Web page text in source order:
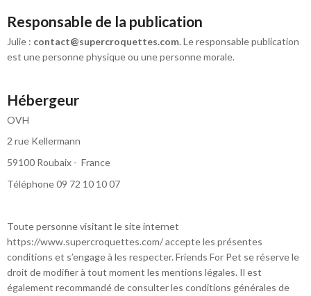
Responsable de la publication
Julie : contact@supercroquettes.com. Le responsable publication
est une personne physique ou une personne morale.
Hébergeur
OVH
2 rue Kellermann
59100 Roubaix - France
Téléphone 09 72 10 10 07
Toute personne visitant le site internet
https://www.supercroquettes.com/ accepte les présentes
conditions et s’engage à les respecter. Friends For Pet se réserve le
droit de modifier à tout moment les mentions légales. Il est
également recommandé de consulter les conditions générales de